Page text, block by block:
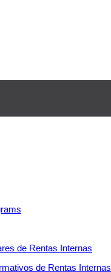
de Rentas Internas
de Rentas Internas